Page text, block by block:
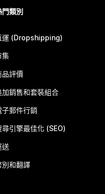
門類別
運 (Dropshipping)
集
品評價
加銷售和套裝組合
子郵件行銷
尋引擎最佳化 (SEO)
送
別和翻譯